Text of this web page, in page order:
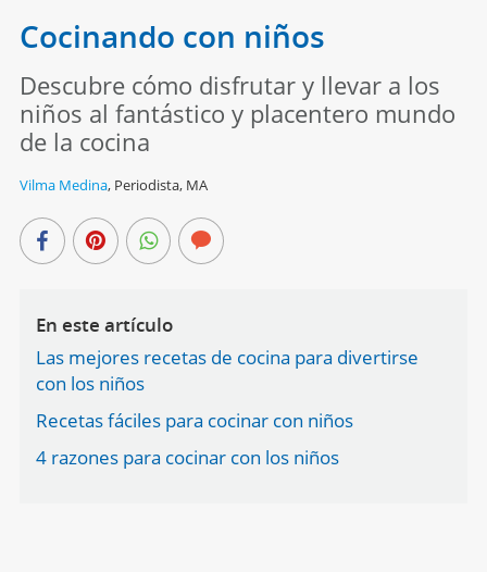
Cocinando con niños
Descubre cómo disfrutar y llevar a los
niños al fantástico y placentero mundo
de la cocina
Vilma Medina, Periodista, MA
En este artículo
Las mejores recetas de cocina para divertirse
con los niños
Recetas fáciles para cocinar con niños
4 razones para cocinar con los niños